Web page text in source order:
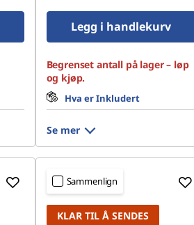
Legg i handlekurv
Begrenset antall på lager – løp
og kjøp.
Hva er Inkludert
Se mer
Sammenlign
KLAR TIL Å SENDES